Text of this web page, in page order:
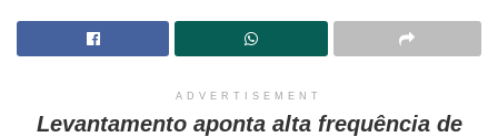
ADVERTISEMENT
Levantamento aponta alta frequência de